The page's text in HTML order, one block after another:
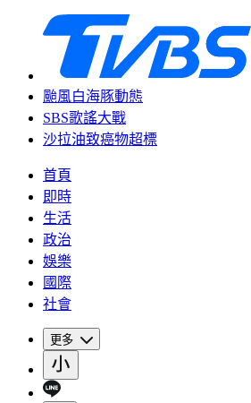
颱風白海豚動態
SBS歌謠大戰
沙拉油致癌物超標
首頁
即時
生活
政治
娛樂
國際
社會
更多